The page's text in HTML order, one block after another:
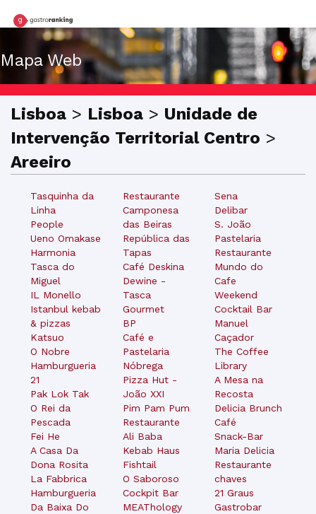
Mapa Web
Lisboa > Lisboa > Unidade de
Intervenção Territorial Centro >
Areeiro
Tasquinha da
Linha
People
Ueno Omakase
Harmonia
Tasca do
Miguel
IL Monello
Istanbul kebab
& pizzas
Katsuo
O Nobre
Hamburgueria
21
Pak Lok Tak
O Rei da
Pescada
Fei He
A Casa Da
Dona Rosita
La Fabbrica
Hamburgueria
Da Baixa Do
Restaurante
Camponesa
das Beiras
República das
Tapas
Café Deskina
Dewine -
Tasca
Gourmet
BP
Café e
Pastelaria
Nóbrega
Pizza Hut -
João XXI
Pim Pam Pum
Restaurante
Ali Baba
Kebab Haus
Fishtail
O Saboroso
Cockpit Bar
MEAThology
Sena
Delibar
S. João
Pastelaria
Restaurante
Mundo do
Cafe
Weekend
Cocktail Bar
Manuel
Caçador
The Coffee
Library
A Mesa na
Recosta
Delicia Brunch
Café
Snack-Bar
Maria Delicia
Restaurante
chaves
21 Graus
Gastrobar